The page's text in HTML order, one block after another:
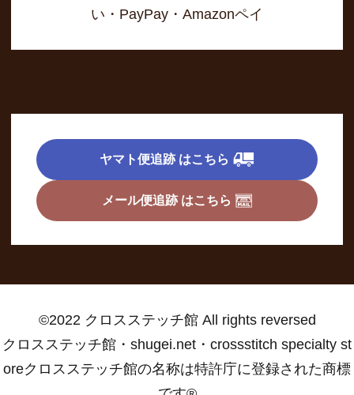
い・PayPay・Amazonペイ
ヤマト便追跡 はこちら
メール便追跡 はこちら
©2022 クロスステッチ館 All rights reversed
クロスステッチ館・shugei.net・crossstitch specialty st
oreクロスステッチ館の名称は特許庁に登録された商標